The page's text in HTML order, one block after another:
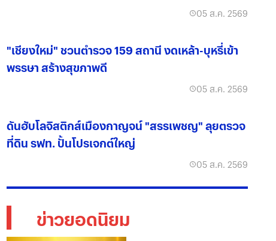
05 ส.ค. 2569
"เชียงใหม่" ชวนตำรวจ 159 สถานี งดเหล้า-บุหรี่เข้า
พรรษา สร้างสุขภาพดี
05 ส.ค. 2569
ดันฮับโลจิสติกส์เมืองกาญจน์ "สรรเพชญ" ลุยตรวจ
ที่ดิน รฟท. ปั้นโปรเจกต์ใหญ่
05 ส.ค. 2569
ข่าวยอดนิยม